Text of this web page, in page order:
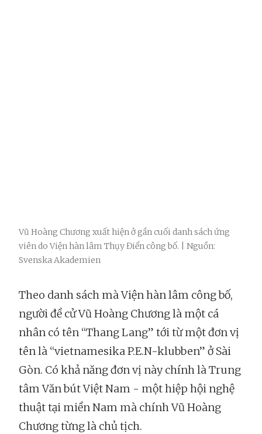
Vũ Hoàng Chương xuất hiện ở gần cuối danh sách ứng
viên do Viện hàn lâm Thụy Điển công bố. | Nguồn:
Svenska Akademien
Theo danh sách mà Viện hàn lâm công bố,
người đề cử Vũ Hoàng Chương là một cá
nhân có tên “Thang Lang” tới từ một đơn vị
tên là “vietnamesika P.E.N-klubben” ở Sài
Gòn. Có khả năng đơn vị này chính là Trung
tâm Văn bút Việt Nam - một hiệp hội nghệ
thuật tại miền Nam mà chính Vũ Hoàng
Chương từng là chủ tịch.